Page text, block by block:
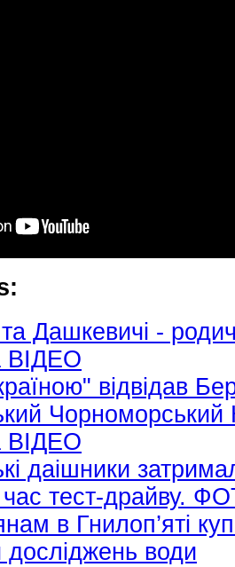
Дашкевичі -
ВІДЕО
відвідав
Чорноморський
ВІДЕО
даішники
час тест-драйву.
в Гнилоп’яті
досліджень води